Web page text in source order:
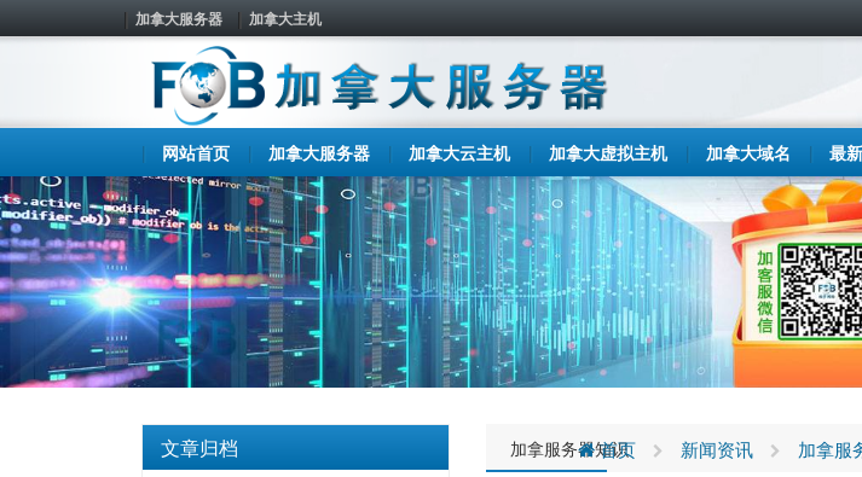
加拿大服务器 加拿大主机
网站首页 加拿大服务器 加拿大云主机 加拿大虚拟主机 加拿大域名 最
文章归档 加拿服务器知识
首页 新闻资讯 加拿服